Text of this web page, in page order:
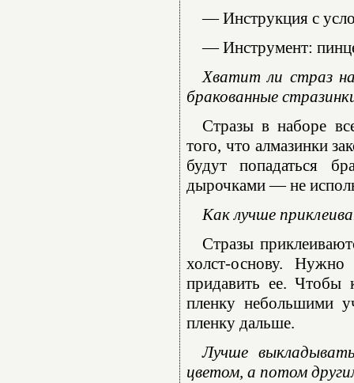
— Инструкция с
— Инструмент:
Хватит ли страз
бракованные
Стразы в наборе
того, что алмазинки
будут попадаться
дырочками — не
Как лучше
Стразы
холст-основу.
придавить ее. Чтобы
пленку небольшими
пленку дальше.
Лучше
цветом, а потом